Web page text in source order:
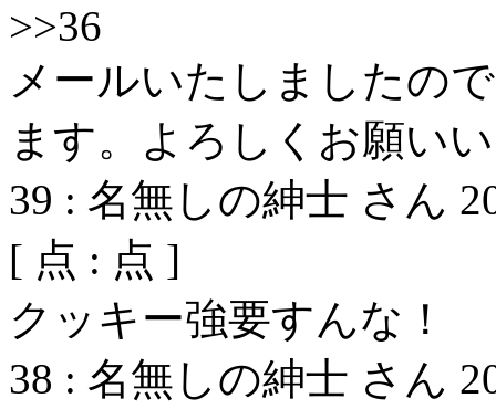
>>36
メールいたしましたの
ます。よろしくお願い
39 : 名無しの紳士 さん
[ 点 : 点 ]
クッキー強要すんな！
38 : 名無しの紳士 さん